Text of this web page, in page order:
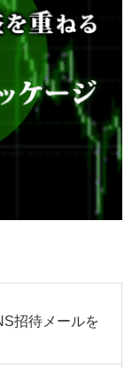
招待メールを